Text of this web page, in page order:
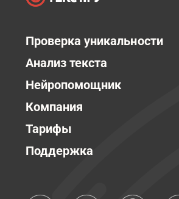
Проверка уникальности
Анализ текста
Нейропомощник
Компания
Тарифы
Поддержка